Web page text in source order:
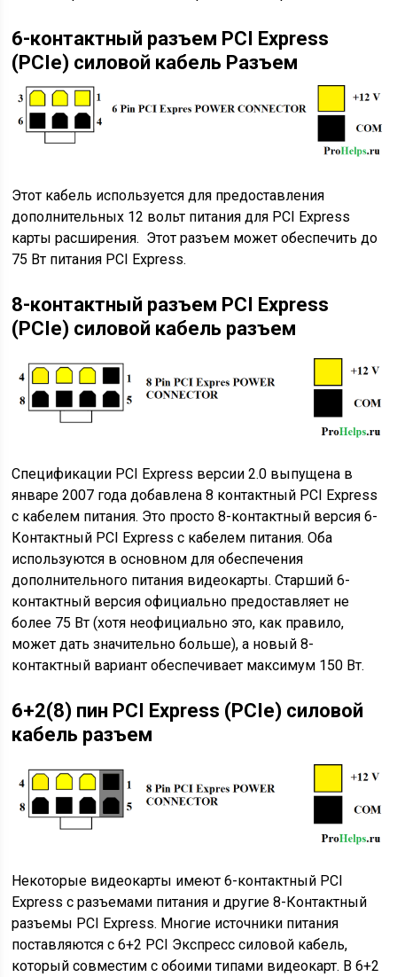
6-контактный разъем PCI Express
(PCIe) силовой кабель Разъем
Этот кабель используется для предоставления
дополнительных 12 вольт питания для PCI Express
карты расширения. Этот разъем может обеспечить до
75 Вт питания PCI Express.
8-контактный разъем PCI Express
(PCIe) силовой кабель разъем
Спецификации PCI Express версии 2.0 выпущена в
январе 2007 года добавлена 8 контактный PCI Express
с кабелем питания. Это просто 8-контактный версия 6-
Контактный PCI Express с кабелем питания. Оба
используются в основном для обеспечения
дополнительного питания видеокарты. Старший 6-
контактный версия официально предоставляет не
более 75 Вт (хотя неофициально это, как правило,
может дать значительно больше), а новый 8-
контактный вариант обеспечивает максимум 150 Вт.
6+2(8) пин PCI Express (PCIe) силовой
кабель разъем
Некоторые видеокарты имеют 6-контактный PCI
Express с разъемами питания и другие 8-Контактный
разъемы PCI Express. Многие источники питания
поставляются с 6+2 PCI Экспресс силовой кабель,
который совместим с обоими типами видеокарт. В 6+2